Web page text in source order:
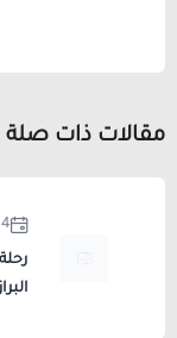
مقالات ذات صلة
24